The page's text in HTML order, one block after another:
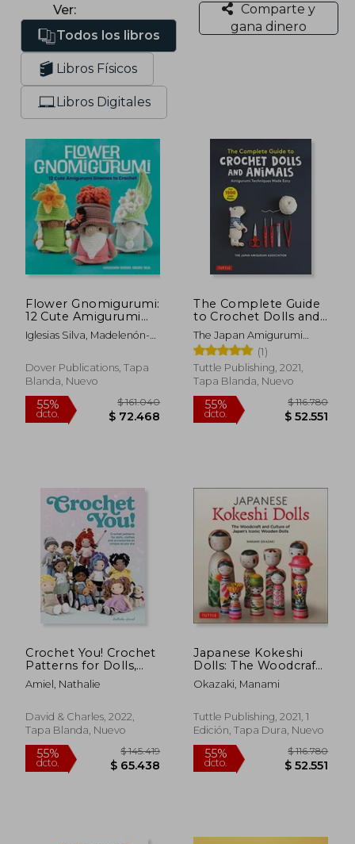
Ver:
Todos los libros
Libros Físicos
Libros Digitales
Comparte y
gana dinero
Flower Gnomigurumi:
12 Cute Amigurumi
Gnomes to Crochet
(en Inglés)
Iglesias Silva, Madelenón-
Dover Publications, Tapa
Blanda, Nuevo
55%
dcto.
$ 161.040
$ 72.468
The Complete Guide
to Crochet Dolls and
Animals: Amigurumi
Techniques Made
Easy (With Over 1,500
Color Photos) (en
Inglés)
The Japan Amigurumi
Association
(1)
Tuttle Publishing, 2021,
Tapa Blanda, Nuevo
55%
dcto.
Crochet You! Crochet
Patterns for Dolls,
Clothes and
Accessories as Unique
Amiel, Nathalie
David & Charles, 2022,
Tapa Blanda, Nuevo
Japanese Kokeshi
Dolls: The Woodcraft
and Culture of
Japan's Iconic
Woodcraft and
Culture of Japan's
(en Inglés)
Okazaki, Manami
Tuttle Publishing, 2021, 1
Edición, Tapa Dura, Nuevo